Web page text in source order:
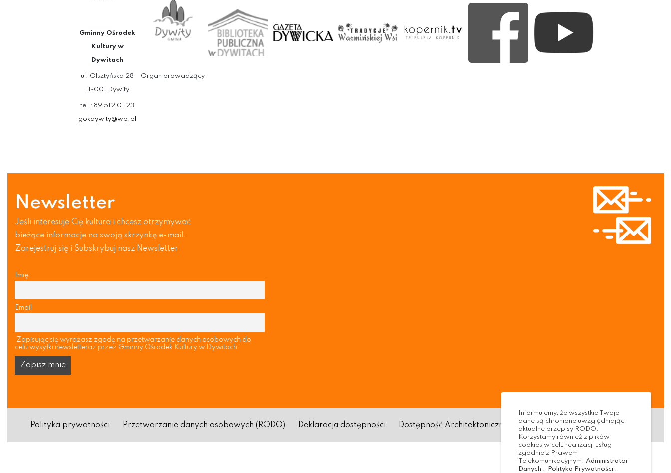
Gminny Ośrodek
Kultury w
Dywitach
ul. Olsztyńska 28
11-001 Dywity
tel.: 89 512 01 23
gokdywity@wp.pl
Organ prowadzący
Newsletter
Jeśli interesuje Cię kultura i chcesz otrzymywać
bieżące informacje na swoją skrzynkę e-mail.
Zarejestruj się i Subskrybuj nasz Newsletter
Imię
Email
Zapisując się wyrażasz zgodę na przetwarzanie danych osobowych do
celu wysyłki newsletteraz przez Gminny Ośrodek Kultury w Dywitach.
Polityka prywatności Przetwarzanie danych osobowych (RODO) Deklaracja dostępności Dostępność Architektoniczna Standardy ochrony małoletnich
Informujemy, że wszystkie Twoje
dane są chronione uwzględniając
aktualne przepisy RODO.
Korzystamy również z plików
cookies w celu realizacji usług
zgodnie z Prawem
Telekomunikacyjnym. Administrator
Danych , Polityka Prywatności .